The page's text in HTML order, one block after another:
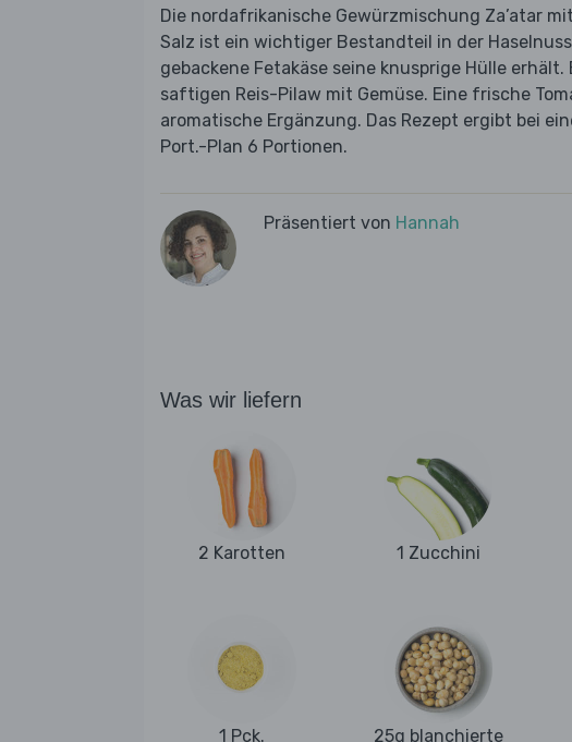
Die nordafrikanische Gewürzmischung Za’atar
Salz ist ein wichtiger Bestandteil in der
gebackene Fetakäse seine knusprige Hülle
saftigen Reis-Pilaw mit Gemüse. Eine frische
aromatische Ergänzung. Das Rezept ergibt bei
Port.-Plan 6 Portionen.
Präsentiert von Hannah
Was wir liefern
2 Karotten 1 Zucchini
1 Pck.
25g blanchierte